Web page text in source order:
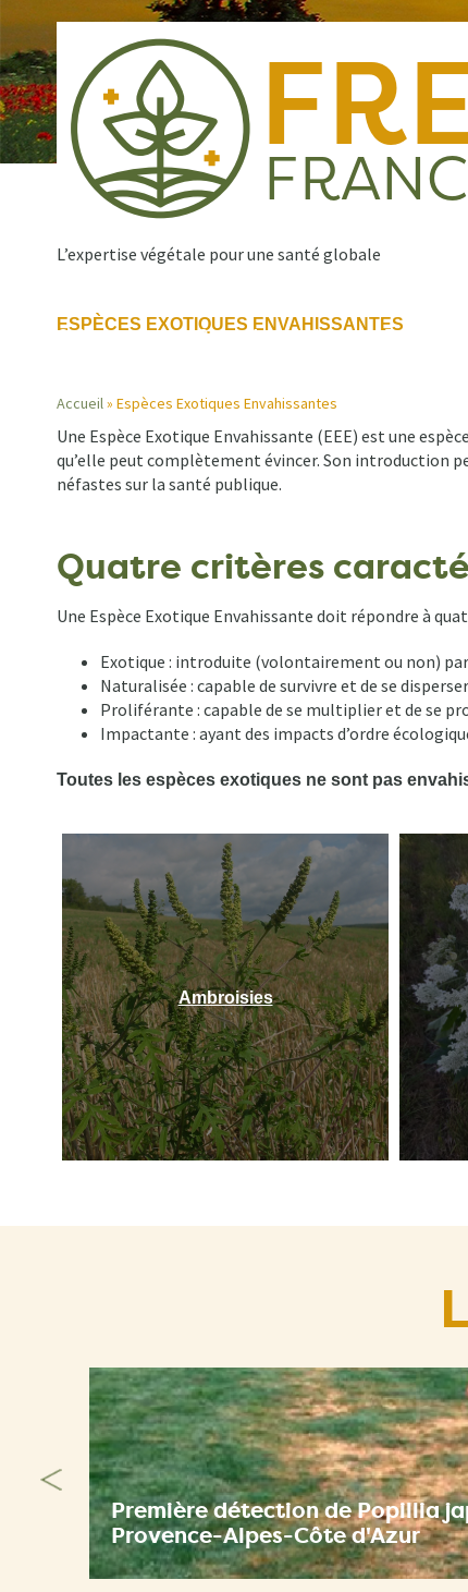
contenu
principal
L’expertise végétale pour une santé globale
Navigation
principale
Qui sommes nous ? Nos missions
ESPÈCES EXOTIQUES ENVAHISSANTES
Fil
d'Ariane
Accueil Espèces Exotiques Envahissantes
Une Espèce Exotique Envahissante (EEE) est une
qu’elle peut complètement évincer. Son introduction
néfastes sur la santé publique.
Quatre critères
Une Espèce Exotique Envahissante doit répondre à
Exotique : introduite (volontairement ou non)
Naturalisée : capable de survivre et de se
Proliférante : capable de se multiplier et de se
Impactante : ayant des impacts d’ordre
Toutes les espèces exotiques ne sont pas
Ambroisies
Première détection de Popillia
Provence-Alpes-Côte d'Azur